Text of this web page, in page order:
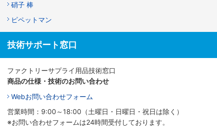
硝子 棒
ピペットマン
技術サポート窓口
ファクトリーサプライ用品技術窓口
商品の仕様・技術のお問い合わせ
Webお問い合わせフォーム
営業時間：9:00～18:00（土曜日・日曜日・祝日は除く）
※お問い合わせフォームは24時間受付しております。